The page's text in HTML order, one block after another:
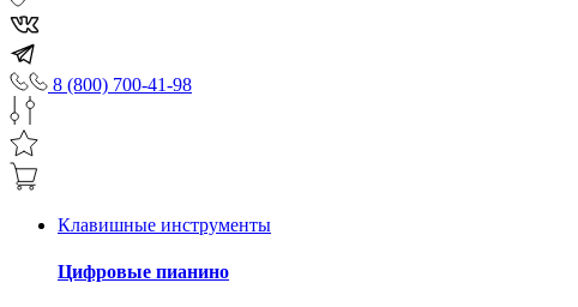
8 (800) 700-41-98
Клавишные инструменты
Цифровые пианино